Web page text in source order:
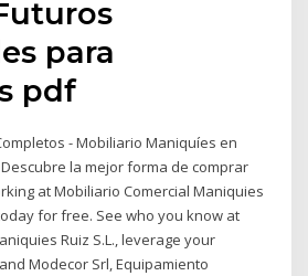
para
pdf
- Mobiliario Maniquíes en
la mejor forma de comprar
at Mobiliario Comercial Maniquies
for free. See who you know at
Ruiz S.L., leverage your
Modecor Srl, Equipamiento